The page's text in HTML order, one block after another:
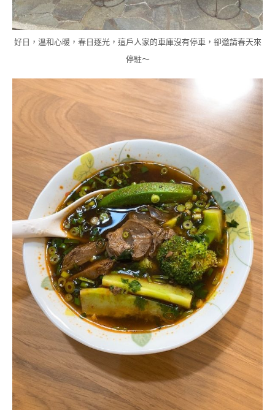
好日，溫和心暖，春日逐光，這戶人家的車庫沒有停車，卻邀請春天來
停駐～